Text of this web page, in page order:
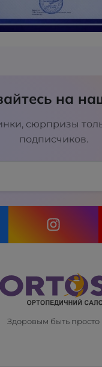
на
сюрпризы
подписчиков.
Здоровым быть просто